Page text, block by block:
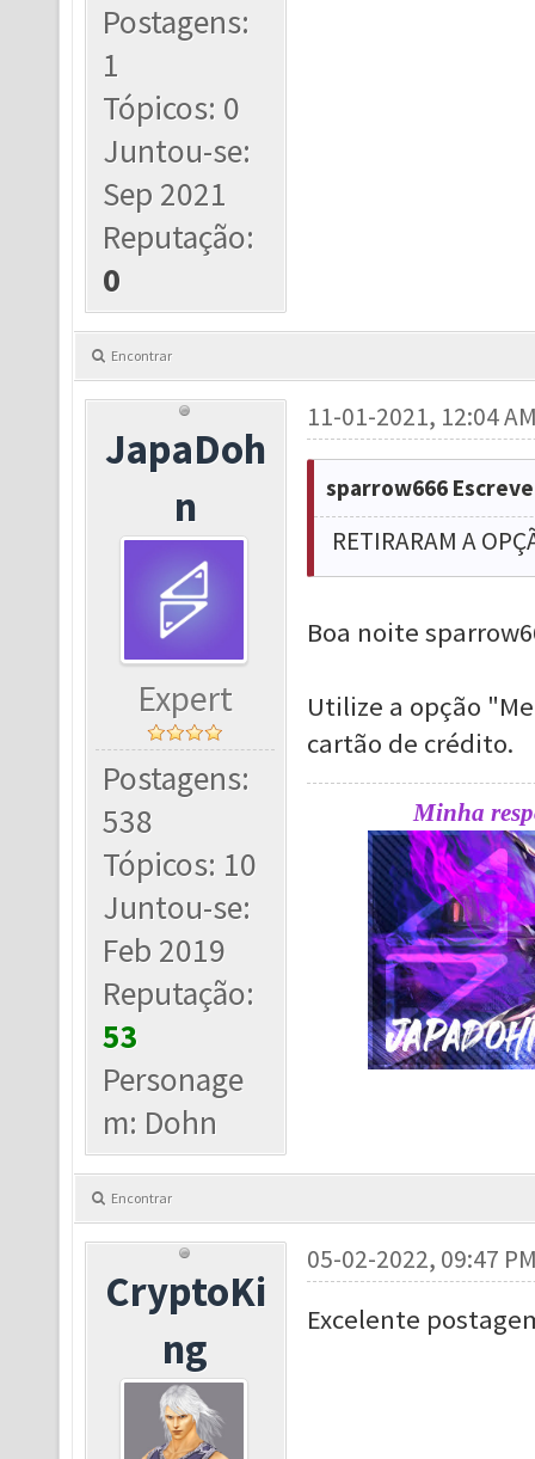
Postagens:
1
Tópicos: 0
Juntou-se:
Sep 2021
Reputação:
0
Encontrar
JapaDoh
n
Expert
Postagens:
538
Tópicos: 10
Juntou-se:
Feb 2019
Reputação:
53
Personage
m: Dohn
11-01-2021, 12:04
sparrow666
RETIRARAM A
Boa noite
Utilize a opção
cartão de crédito.
Minha
Encontrar
CryptoKi
ng
05-02-2022, 09:47
Excelente